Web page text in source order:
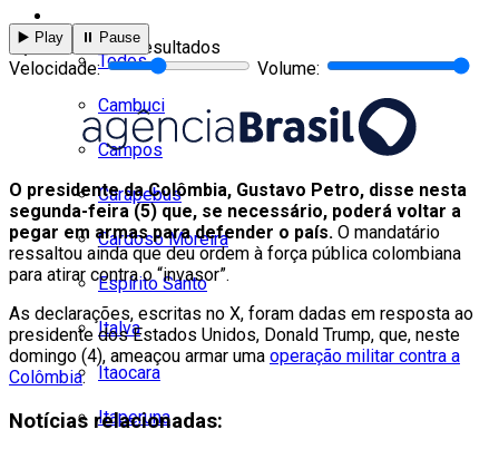
Todos
Cambuci
Campos
Carapebus
Cardoso Moreira
Espírito Santo
Italva
Itaocara
Itaperuna
Ver todos os resultados
▶️ Play ⏸️ Pause
Velocidade: Volume:
O presidente da Colômbia, Gustavo Petro, disse nesta
segunda-feira (5) que, se necessário, poderá voltar a
pegar em armas para defender o país. O mandatário
ressaltou ainda que deu ordem à força pública colombiana
para atirar contra o “invasor”.
As declarações, escritas no X, foram dadas em resposta ao
presidente dos Estados Unidos, Donald Trump, que, neste
domingo (4), ameaçou armar uma operação militar contra a
Colômbia.
Notícias relacionadas: